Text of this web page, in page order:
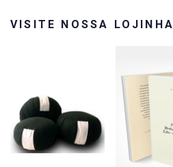
VISITE NOSSA LOJINHA